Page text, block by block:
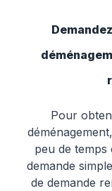
Pour
peu de
demande
de demande